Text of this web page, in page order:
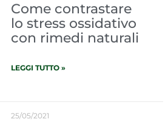
Come contrastare
lo stress ossidativo
con rimedi naturali
LEGGI TUTTO »
25/05/2021